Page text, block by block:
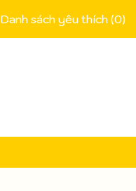
Danh sách yêu thích (0)